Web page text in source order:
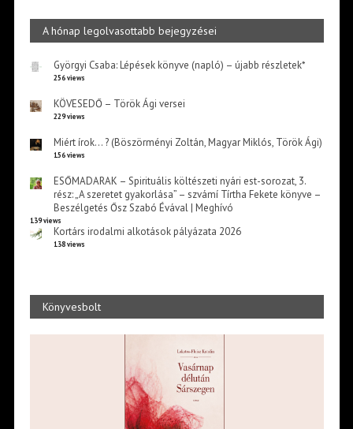
A hónap legolvasottabb bejegyzései
Györgyi Csaba: Lépések könyve (napló) – újabb részletek*
256 views
KÖVESEDŐ – Török Ági versei
229 views
Miért írok… ? (Böszörményi Zoltán, Magyar Miklós, Török Ági)
156 views
ESŐMADARAK – Spirituális költészeti nyári est-sorozat, 3.
rész: „A szeretet gyakorlása” – szvámí Tírtha Fekete könyve –
Beszélgetés Ősz Szabó Évával | Meghívó
139 views
Kortárs irodalmi alkotások pályázata 2026
138 views
Könyvesbolt